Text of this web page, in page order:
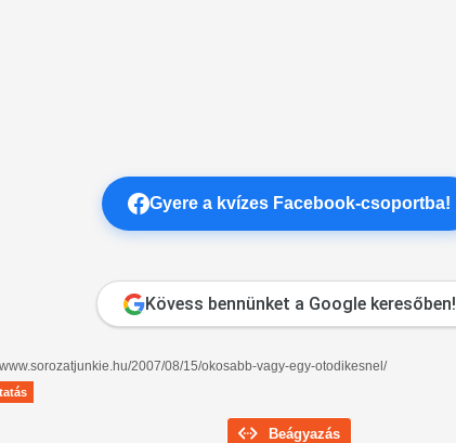
Gyere a kvízes Facebook-csoportba!
Kövess bennünket a Google keresőben!
2007/08/15/okosabb-vagy-egy-otodikesnel/
Beágyazás